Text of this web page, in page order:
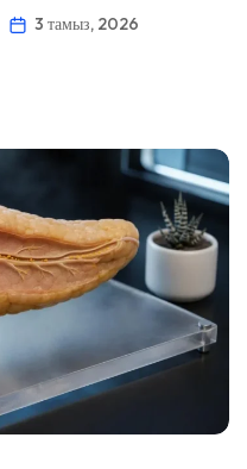
ерте белгісі
қадам — уақыт
🩺 Медициналық […]
3 тамыз, 2026